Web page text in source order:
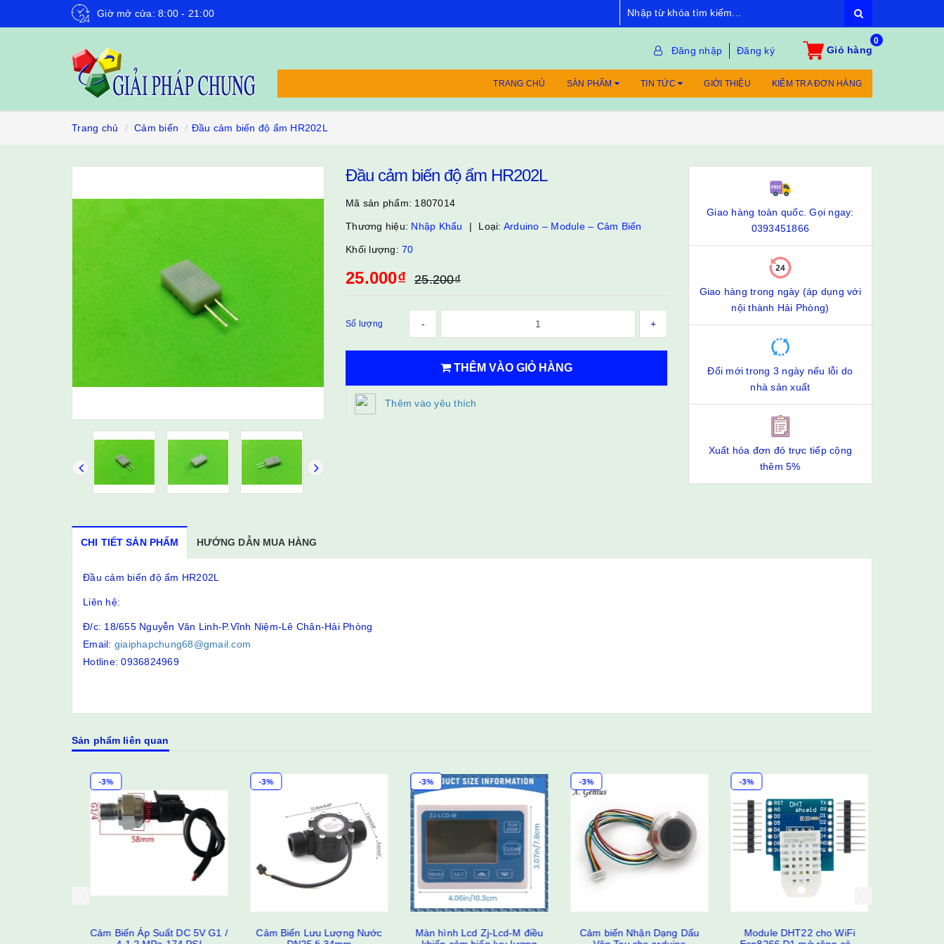
Giờ mở cửa: 8:00 - 21:00
Đăng nhập Đăng ký
0
Giỏ hàng
TRANG CHỦ SẢN PHẨM TIN TỨC GIỚI THIỆU KIỂM TRA ĐƠN HÀNG
Trang chủ Cảm biến Đầu cảm biến độ ẩm HR202L
Đầu cảm biến độ ẩm HR202L
Mã sản phẩm: 1807014
Thương hiệu: Nhập Khẩu Loại: Arduino – Module – Cảm Biến
Khối lượng: 70
25.000₫ 25.200₫
Số lượng - +
THÊM VÀO GIỎ HÀNG
Thêm vào yêu thích
Giao hàng toàn quốc. Gọi ngay:
0393451866
Giao hàng trong ngày (áp dụng với
nội thành Hải Phòng)
Đổi mới trong 3 ngày nếu lỗi do
nhà sản xuất
Xuất hóa đơn đỏ trực tiếp cộng
thêm 5%
CHI TIẾT SẢN PHẨM HƯỚNG DẪN MUA HÀNG
Đầu cảm biến độ ẩm HR202L
Liên hệ:
Đ/c: 18/655 Nguyễn Văn Linh-P.Vĩnh Niệm-Lê Chân-Hải Phòng
Email: giaiphapchung68@gmail.com
Hotline: 0936824969
Sản phẩm liên quan
-3%
Cảm Biến Áp Suất DC 5V G1 /
-3%
Cảm Biến Lưu Lượng Nước
-3%
Màn hình Lcd Zj-Lcd-M điều
-3%
Cảm biến Nhận Dạng Dấu
-3%
Module DHT22 cho WiFi